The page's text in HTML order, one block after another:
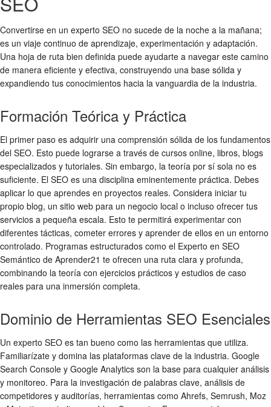
Convertirse en un experto SEO no sucede de la noche a la mañana;
es un viaje continuo de aprendizaje, experimentación y adaptación.
Una hoja de ruta bien definida puede ayudarte a navegar este camino
de manera eficiente y efectiva, construyendo una base sólida y
expandiendo tus conocimientos hacia la vanguardia de la industria.
Formación Teórica y Práctica
El primer paso es adquirir una comprensión sólida de los fundamentos
del SEO. Esto puede lograrse a través de cursos online, libros, blogs
especializados y tutoriales. Sin embargo, la teoría por sí sola no es
suficiente. El SEO es una disciplina eminentemente práctica. Debes
aplicar lo que aprendes en proyectos reales. Considera iniciar tu
propio blog, un sitio web para un negocio local o incluso ofrecer tus
servicios a pequeña escala. Esto te permitirá experimentar con
diferentes tácticas, cometer errores y aprender de ellos en un entorno
controlado. Programas estructurados como el Experto en SEO
Semántico de Aprender21 te ofrecen una ruta clara y profunda,
combinando la teoría con ejercicios prácticos y estudios de caso
reales para una inmersión completa.
Dominio de Herramientas SEO Esenciales
Un experto SEO es tan bueno como las herramientas que utiliza.
Familiarízate y domina las plataformas clave de la industria. Google
Search Console y Google Analytics son la base para cualquier análisis
y monitoreo. Para la investigación de palabras clave, análisis de
competidores y auditorías, herramientas como Ahrefs, Semrush, Moz